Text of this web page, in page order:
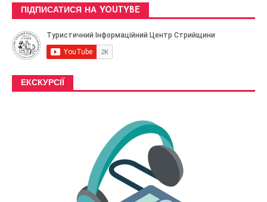
ПІДПИСАТИСЯ НА YOUTYBE
ЕКСКУРСІЇ